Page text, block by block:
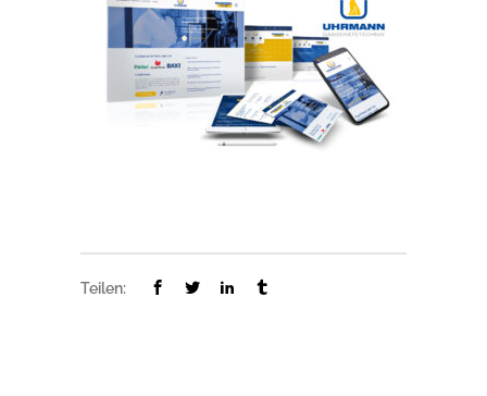
Teilen: